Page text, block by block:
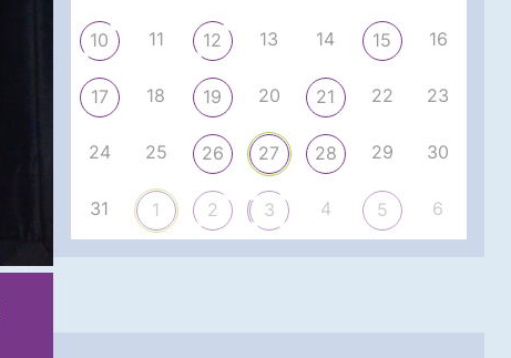
10 11 12 13 14 15 16
17 18 19 20 21 22 23
24 25 26 27 28 29 30
31 1 2 3 4 5 6